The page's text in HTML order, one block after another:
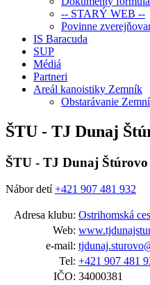
-- STARÝ WEB --
Povinne
IS Baracuda
SUP
Médiá
Partneri
Areál kanoistiky Zemník
Obstarávanie
ŠTU - TJ Dunaj
ŠTU - TJ Dunaj Štúrovo
Nábor detí+421 907 481 932
Adresa klubu: Ostrihomská
Web:
e-mail:
Tel: +421 907 481
IČO: 34000381